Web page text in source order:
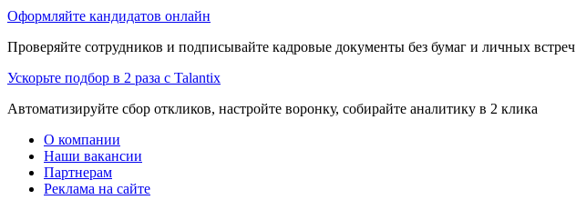
Оформляйте кандидатов онлайн
Проверяйте сотрудников и подписывайте кадровые документы без бумаг и личных встреч
Ускорьте подбор в 2 раза с Talantix
Автоматизируйте сбор откликов, настройте воронку, собирайте аналитику в 2 клика
О компании
Наши вакансии
Партнерам
Реклама на сайте